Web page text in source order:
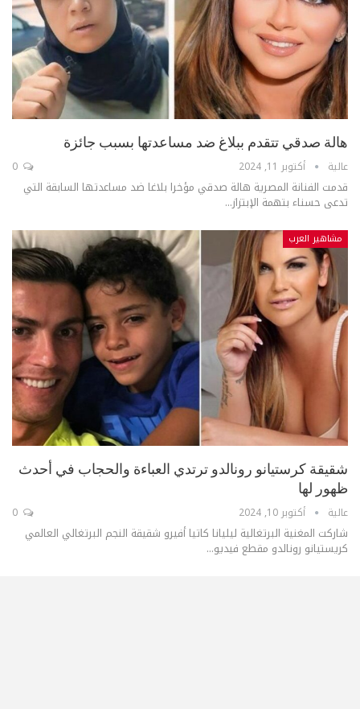
هالة صدقي تتقدم ببلاغ ضد مساعدتها بسبب جائزة
عالية أكتوبر 11, 2024
قدمت الفنانة المصرية هالة صدقي مؤخرا بلاغا ضد مساعدتها السابقة التي
تدعى حسناء بتهمة الإبتزاز...
مشاهير العرب
شقيقة كرستيانو رونالدو ترتدي العباءة والحجاب في أحدث
ظهور لها
عالية أكتوبر 10, 2024
شاركت المغنية البرتغالية ليليانا كاتيا أفيرو شقيقة النجم البرتغالي العالمي
كريستيانو رونالدو مقطع فيديو...